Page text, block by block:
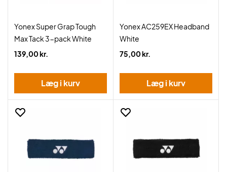
Yonex Super Grap Tough
Max Tack 3-pack White
139,00 kr.
Læg i kurv
Yonex AC259EX Headband
White
75,00 kr.
Læg i kurv